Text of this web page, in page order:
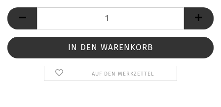
AUF DEN MERKZETTEL